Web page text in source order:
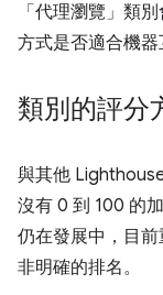
「代理瀏覽」類
方式是否適合機器
類別的評分
與其他
沒有 0 到 100 的
仍在發展中，目
非明確的排名。